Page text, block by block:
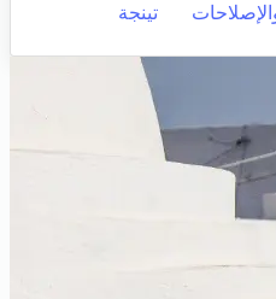
تينجة